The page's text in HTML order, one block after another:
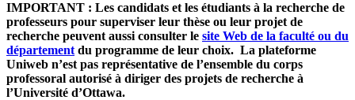
IMPORTANT : Les candidats et les étudiants à la recherche de
professeurs pour superviser leur thèse ou leur projet de
recherche peuvent aussi consulter le site Web de la faculté ou du
département du programme de leur choix. La plateforme
Uniweb n’est pas représentative de l’ensemble du corps
professoral autorisé à diriger des projets de recherche à
l’Université d’Ottawa.